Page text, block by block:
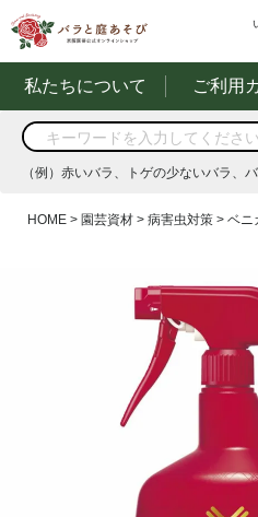
私たちについて ご利用
商品を検索
する
（例）赤いバラ、トゲの少
（例）赤いバラ、トゲの少ないバラ、
HOME 園芸資材 病害虫対策 ベニ